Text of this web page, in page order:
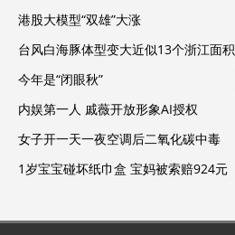
港股大模型“双雄”大涨
台风白海豚体型变大近似13个浙江面积
今年是“闭眼秋”
内娱第一人 戚薇开放形象AI授权
女子开一天一夜空调后二氧化碳中毒
1岁宝宝碰坏纸巾盒 宝妈被索赔924元